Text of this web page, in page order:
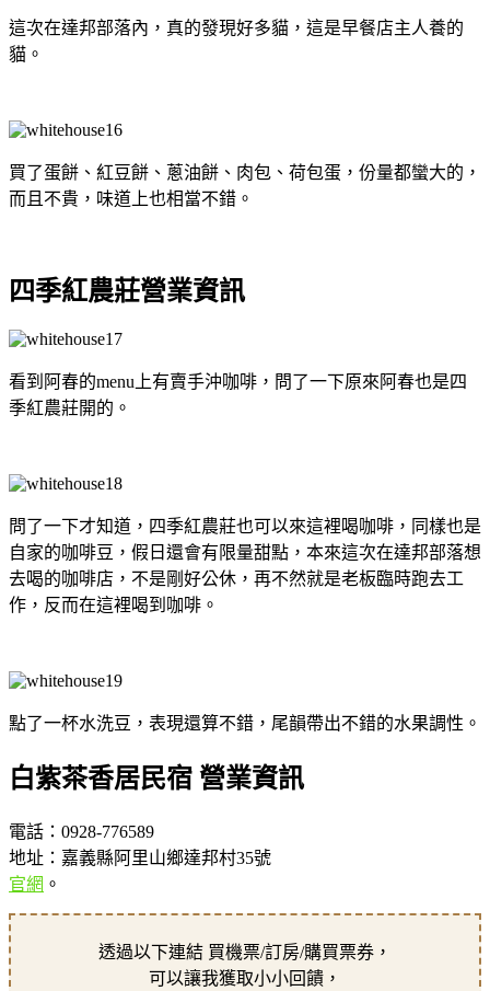
這次在達邦部落內，真的發現好多貓，這是早餐店主人養的
貓。
買了蛋餅、紅豆餅、蔥油餅、肉包、荷包蛋，份量都蠻大的，
而且不貴，味道上也相當不錯。
四季紅農莊營業資訊
看到阿春的menu上有賣手沖咖啡，問了一下原來阿春也是四
季紅農莊開的。
問了一下才知道，四季紅農莊也可以來這裡喝咖啡，同樣也是
自家的咖啡豆，假日還會有限量甜點，本來這次在達邦部落想
去喝的咖啡店，不是剛好公休，再不然就是老板臨時跑去工
作，反而在這裡喝到咖啡。
點了一杯水洗豆，表現還算不錯，尾韻帶出不錯的水果調性。
白紫茶香居民宿 營業資訊
電話：0928-776589
地址：嘉義縣阿里山鄉達邦村35號
官網 。
透過以下連結 買機票/訂房/購買票券，
可以讓我獲取小小回饋，